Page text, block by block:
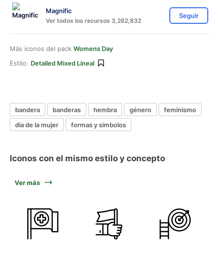
Magnific
Ver todos los recursos 3,282,832
Seguir
Más iconos del pack Womens Day
Estilo: Detailed Mixed Lineal
bandera banderas hembra género
feminismo
dia de la mujer
formas y simbolos
Iconos con el mismo estilo y concepto
Ver más